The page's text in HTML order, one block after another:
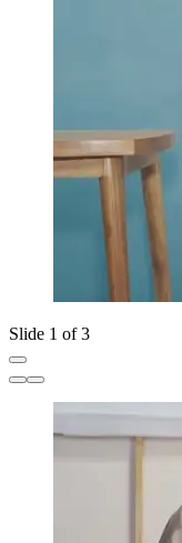
Slide 1 of 3